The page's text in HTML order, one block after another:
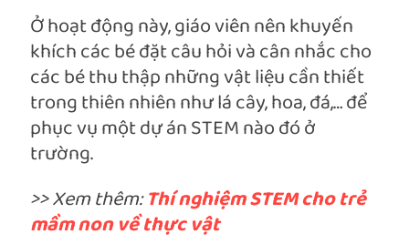
Ở hoạt động này, giáo viên nên khuyến
khích các bé đặt câu hỏi và cân nhắc cho
các bé thu thập những vật liệu cần thiết
trong thiên nhiên như lá cây, hoa, đá,… để
phục vụ một dự án STEM nào đó ở
trường.
>> Xem thêm:Thí nghiệm STEM cho trẻ
mầm non về thực vật